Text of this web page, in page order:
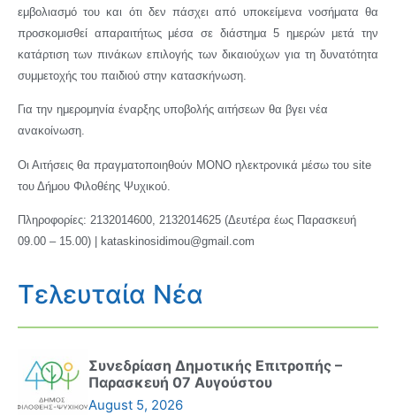
εμβολιασμό του και ότι δεν πάσχει από υποκείμενα νοσήματα θα
προσκομισθεί απαραιτήτως μέσα σε διάστημα 5 ημερών μετά την
κατάρτιση των πινάκων επιλογής των δικαιούχων για τη δυνατότητα
συμμετοχής του παιδιού στην κατασκήνωση.
Για την ημερομηνία έναρξης υποβολής αιτήσεων θα βγει νέα
ανακοίνωση.
Οι Αιτήσεις θα πραγματοποιηθούν ΜΟΝΟ ηλεκτρονικά μέσω του site
του Δήμου Φιλοθέης Ψυχικού.
Πληροφορίες: 2132014600, 2132014625 (Δευτέρα έως Παρασκευή
09.00 – 15.00) | kataskinosidimou@gmail.com
Τελευταία Νέα
Συνεδρίαση Δημοτικής Επιτροπής –
Παρασκευή 07 Αυγούστου
August 5, 2026